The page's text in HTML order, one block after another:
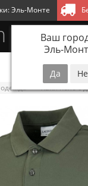
Эль-Монте
Ваш
Эль-
Новинки
Хаки поло с